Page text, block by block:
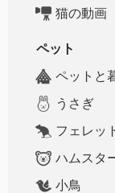
猫の動画
ペット
ペットと
うさぎ
フェレッ
ハムスタ
小鳥